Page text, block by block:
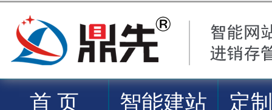
首 页 智能建站
定